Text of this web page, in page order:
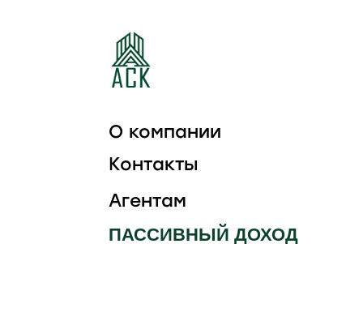
О компании
ПАССИВНЫЙ ДОХОД
Контакты
Агентам